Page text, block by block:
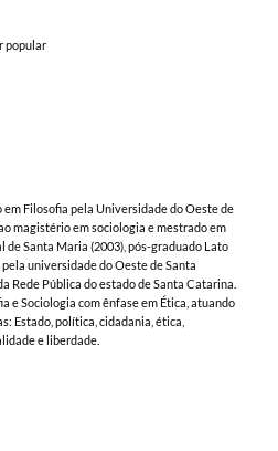
popular
Filosofia pela Universidade do Oeste de
magistério em sociologia e mestrado em
Santa Maria (2003), pós-graduado Lato
universidade do Oeste de Santa
Rede Pública do estado de Santa Catarina.
e Sociologia com ênfase em Ética, atuando
Estado, política, cidadania, ética,
e liberdade.